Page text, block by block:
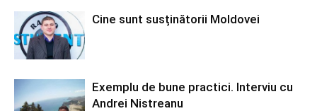
Cine sunt susținătorii Moldovei
Exemplu de bune practici. Interviu cu
Andrei Nistreanu